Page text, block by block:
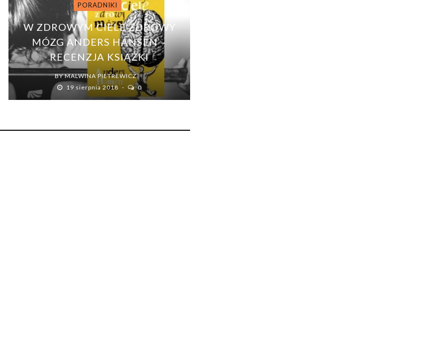
PORADNIKI
W ZDROWYM CIELE ZDROWY
MÓZG ANDERS HANSEN –
RECENZJA KSIĄŻKI
BYMALWINA PIETREWICZ
19 sierpnia 2018
0